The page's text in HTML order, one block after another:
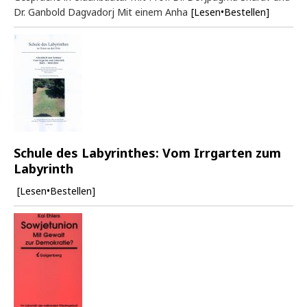
Dr. Ganbold Dagvadorj Mit einem Anha [Lesen•Bestellen]
Schule des Labyrinthes: Vom Irrgarten zum
Labyrinth
[Lesen•Bestellen]